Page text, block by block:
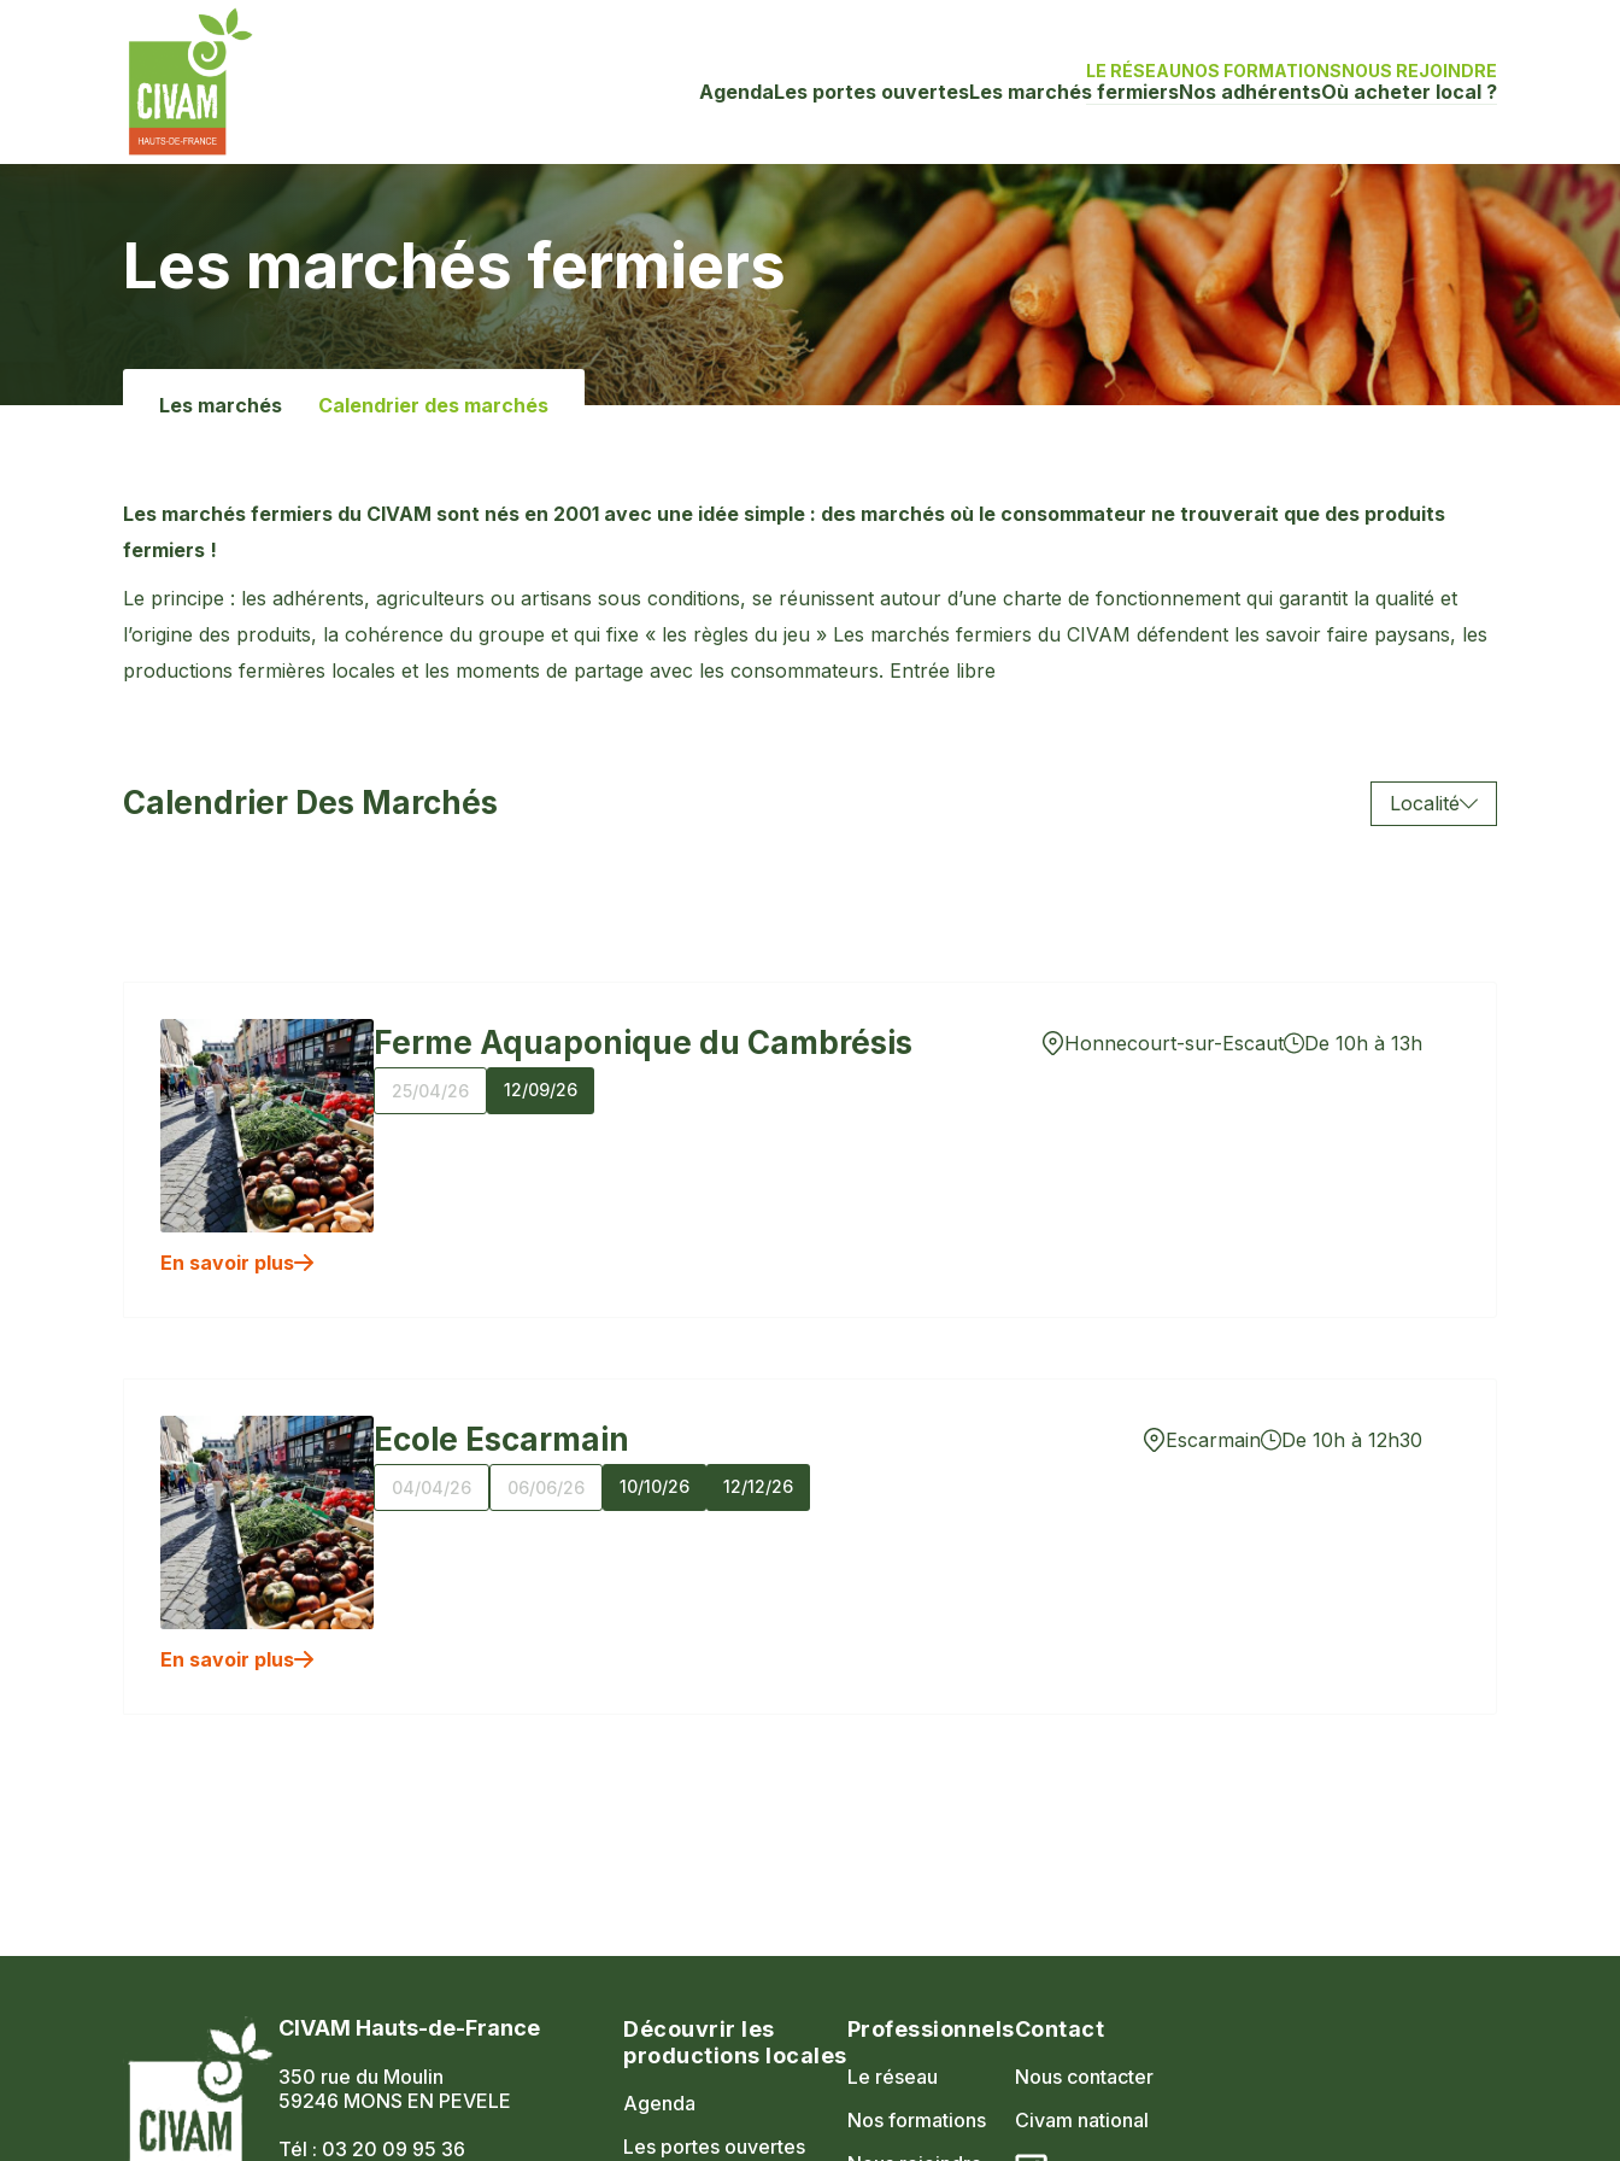
LE RÉSEAUNOS FORMATIONSNOUS REJOINDRE
AgendaLes portes ouvertesLes marchés fermiersNos adhérentsOù acheter local ?
Les marchés fermiers
Les marchés Calendrier des marchés
Les marchés fermiers du CIVAM sont nés en 2001 avec une idée simple : des marchés où le consommateur ne trouverait que des produits
fermiers !
Le principe : les adhérents, agriculteurs ou artisans sous conditions, se réunissent autour d’une charte de fonctionnement qui garantit la qualité et
l’origine des produits, la cohérence du groupe et qui fixe « les règles du jeu » Les marchés fermiers du CIVAM défendent les savoir faire paysans, les
productions fermières locales et les moments de partage avec les consommateurs. Entrée libre
Calendrier Des Marchés Localité
En savoir plus
Ferme Aquaponique du Cambrésis Honnecourt-sur-Escaut De 10h à 13h
25/04/26 12/09/26
En savoir plus
Ecole Escarmain Escarmain De 10h à 12h30
04/04/26 06/06/26 10/10/26 12/12/26
CIVAM Hauts-de-France
350 rue du Moulin
59246 MONS EN PEVELE
Tél : 03 20 09 95 36
Découvrir les
productions locales
Agenda
Les portes ouvertes
Professionnels
Le réseau
Nos formations
Contact
Nous contacter
Civam national